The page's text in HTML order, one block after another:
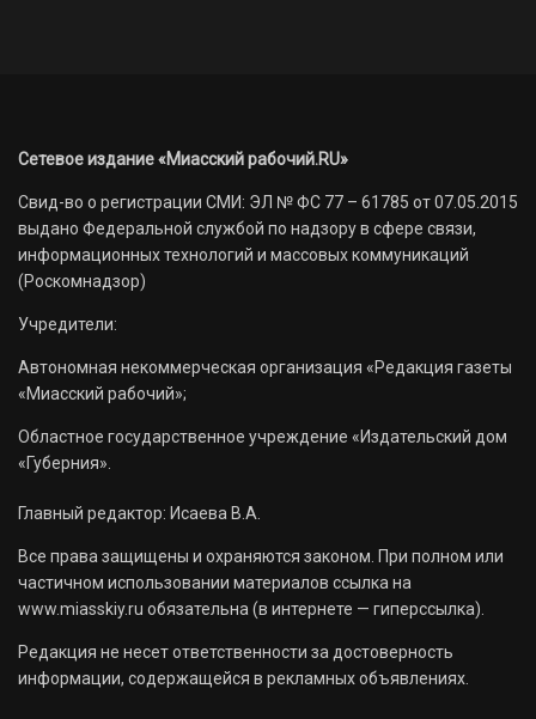
Сетевое издание «Миасский рабочий.RU»
Свид-во о регистрации СМИ: ЭЛ № ФС 77 – 61785 от 07.05.2015
выдано Федеральной службой по надзору в сфере связи,
информационных технологий и массовых коммуникаций
(Роскомнадзор)
Учредители:
Автономная некоммерческая организация «Редакция газеты
«Миасский рабочий»;
Областное государственное учреждение «Издательский дом
«Губерния».
Главный редактор: Исаева В.А.
Все права защищены и охраняются законом. При полном или
частичном использовании материалов ссылка на
www.miasskiy.ru обязательна (в интернете — гиперссылка).
Редакция не несет ответственности за достоверность
информации, содержащейся в рекламных объявлениях.